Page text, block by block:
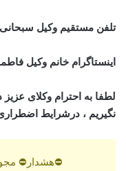
تلفن مستقیم وکیل
اینستاگرام خانم وکیل
لطفا به احترام وکلای
نگیریم ، درشرایط
⛔هشدار⛔